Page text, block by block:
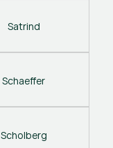
Satrind
Schaeffer
Scholberg